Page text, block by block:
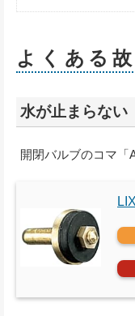
よくある
水が止まらない
開閉バルブのコマ「